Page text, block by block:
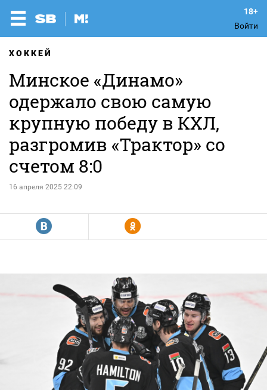
Войти
ХОККЕЙ
Минское «Динамо»
одержало свою самую
крупную победу в КХЛ,
разгромив «Трактор» со
счетом 8:0
16 апреля 2025 22:09
R Y